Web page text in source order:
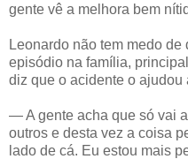
gente vê a melhora bem
Leonardo não tem medo
episódio na família,
diz que o acidente o ajudou
— A gente acha que só vai
outros e desta vez a coisa
lado de cá. Eu estou mais